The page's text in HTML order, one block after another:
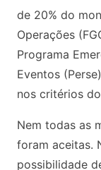
de 20% do
Operações
Programa
Eventos
nos critérios
Nem todas as
foram aceitas.
possibilidade